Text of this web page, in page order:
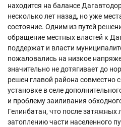
находится на балансе
несколько лет назад, но уже
состояние. Одним из путей
обращение местных властей к
поддержат и власти
пожаловались на низкое
значительно не дотягивает до
решен главой района совместно
установке в селе
и проблему заиливания
Гелинбатан, что после затяжных
затоплению части населенного